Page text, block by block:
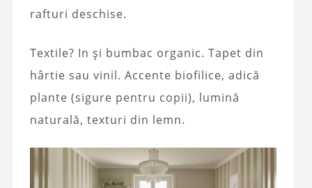
rafturi deschise.
Textile? In și bumbac organic. Tapet din
hârtie sau vinil. Accente biofilice, adică
plante (sigure pentru copii), lumină
naturală, texturi din lemn.